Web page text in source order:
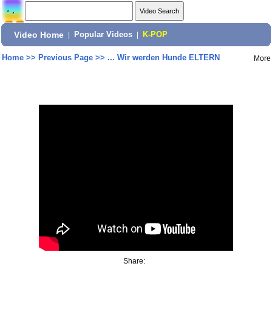
Video Home Popular Videos K-POP
Home>> Previous Page>> ... Wir werden Hunde ELTERN More
Share: